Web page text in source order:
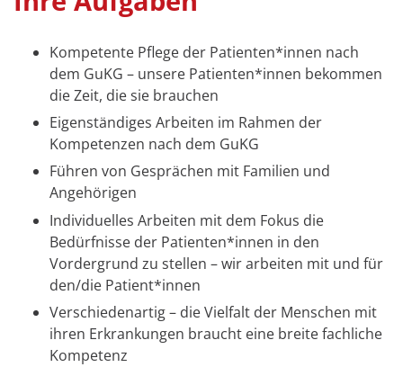
Kompetente Pflege der Patienten*innen nach
dem GuKG – unsere Patienten*innen bekommen
die Zeit, die sie brauchen
Eigenständiges Arbeiten im Rahmen der
Kompetenzen nach dem GuKG
Führen von Gesprächen mit Familien und
Angehörigen
Individuelles Arbeiten mit dem Fokus die
Bedürfnisse der Patienten*innen in den
Vordergrund zu stellen – wir arbeiten mit und für
den/die Patient*innen
Verschiedenartig – die Vielfalt der Menschen mit
ihren Erkrankungen braucht eine breite fachliche
Kompetenz